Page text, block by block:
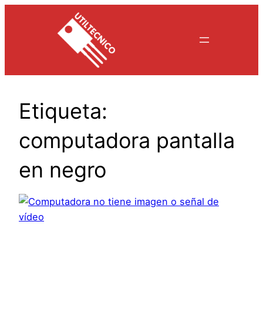
Etiqueta:
computadora pantalla
en negro